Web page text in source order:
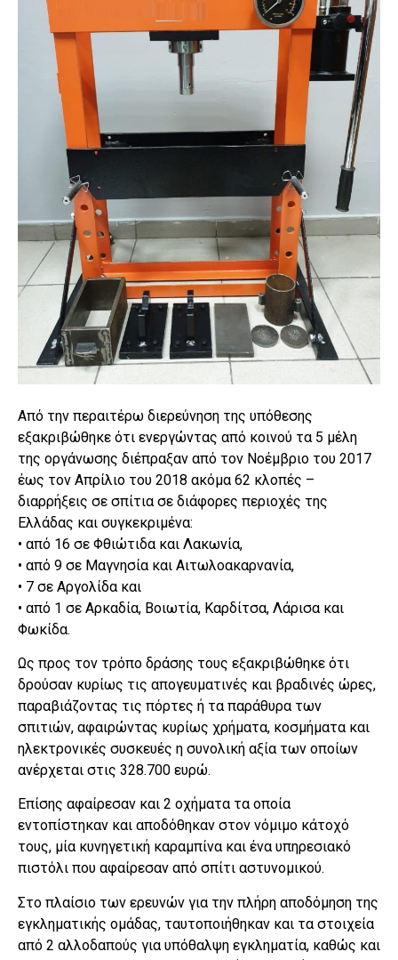
Από την περαιτέρω διερεύνηση της υπόθεσης
εξακριβώθηκε ότι ενεργώντας από κοινού τα 5 μέλη
της οργάνωσης διέπραξαν από τον Νοέμβριο του 2017
έως τον Απρίλιο του 2018 ακόμα 62 κλοπές –
διαρρήξεις σε σπίτια σε διάφορες περιοχές της
Ελλάδας και συγκεκριμένα:
• από 16 σε Φθιώτιδα και Λακωνία,
• από 9 σε Μαγνησία και Αιτωλοακαρνανία,
• 7 σε Αργολίδα και
• από 1 σε Αρκαδία, Βοιωτία, Καρδίτσα, Λάρισα και
Φωκίδα.
Ως προς τον τρόπο δράσης τους εξακριβώθηκε ότι
δρούσαν κυρίως τις απογευματινές και βραδινές ώρες,
παραβιάζοντας τις πόρτες ή τα παράθυρα των
σπιτιών, αφαιρώντας κυρίως χρήματα, κοσμήματα και
ηλεκτρονικές συσκευές η συνολική αξία των οποίων
ανέρχεται στις 328.700 ευρώ.
Επίσης αφαίρεσαν και 2 οχήματα τα οποία
εντοπίστηκαν και αποδόθηκαν στον νόμιμο κάτοχό
τους, μία κυνηγετική καραμπίνα και ένα υπηρεσιακό
πιστόλι που αφαίρεσαν από σπίτι αστυνομικού.
Στο πλαίσιο των ερευνών για την πλήρη αποδόμηση της
εγκληματικής ομάδας, ταυτοποιήθηκαν και τα στοιχεία
από 2 αλλοδαπούς για υπόθαλψη εγκληματία, καθώς και